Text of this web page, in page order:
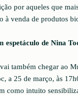
por aqueles que
à venda de produtos
de Nina
também chegar ao
a 25 de março, às
como intuito